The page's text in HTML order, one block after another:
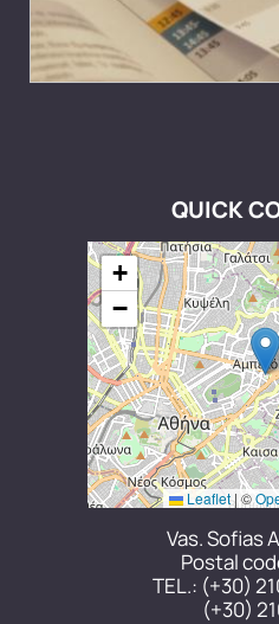
QUICK
+
−
Leaflet|©
Vas. Sofias
Postal
TEL.: (+30)
(+30)